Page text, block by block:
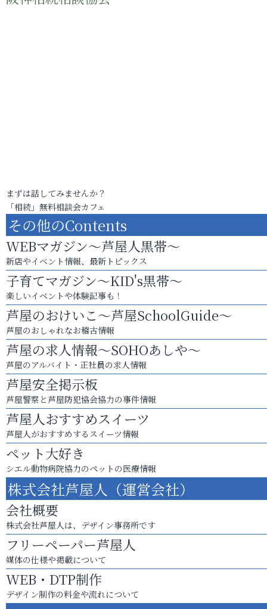
まずは話してみませんか？
「相続」無料相談会カフェ
その他のContents
WEBマガジン～芦屋人黒帯～
新店やイベント情報、最新トピックス
子育てマガジン～KID's黒帯～
楽しいイベントや体験記事も！
芦屋のおけいこ～芦屋SchoolGuide～
芦屋のおしゃれなお稽古情報
芦屋の求人情報～SOHOあしや～
芦屋のアルバイト・正社員の求人情報
芦屋安全掲示板
芦屋警察と芦屋防犯協会協力の事件情報
芦屋人おすすめスイーツ
芦屋人がおすすめするスイーツ情報
ペット大好き
シエル動物病院協力のペットの医療情報
株式会社芦屋人（運営会社）
会社概要
株式会社芦屋人は、デザイン事務所です
フリーペーパー芦屋人
媒体の仕様や掲載について
WEB・DTP制作
デザイン制作の料金や流れについて